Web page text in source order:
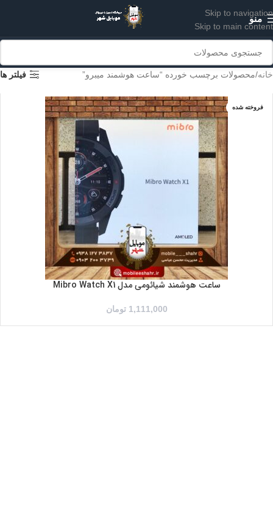
Skip to navigation
Skip to main content
منو
خانه محصولات برچسب خورده “ساعت هوشمند میبرو” فیلتر ها
فروخته شده
ساعت هوشمند شیائومی مدل Mibro Watch X1
1,111,000 تومان